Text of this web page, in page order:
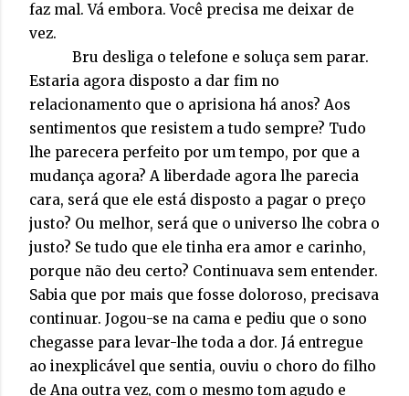
faz mal. Vá embora. Você precisa me deixar de
vez.
Bru desliga o telefone e soluça sem parar.
Estaria agora disposto a dar fim no
relacionamento que o aprisiona há anos? Aos
sentimentos que resistem a tudo sempre? Tudo
lhe parecera perfeito por um tempo, por que a
mudança agora? A liberdade agora lhe parecia
cara, será que ele está disposto a pagar o preço
justo? Ou melhor, será que o universo lhe cobra o
justo? Se tudo que ele tinha era amor e carinho,
porque não deu certo? Continuava sem entender.
Sabia que por mais que fosse doloroso, precisava
continuar. Jogou-se na cama e pediu que o sono
chegasse para levar-lhe toda a dor. Já entregue
ao inexplicável que sentia, ouviu o choro do filho
de Ana outra vez, com o mesmo tom agudo e